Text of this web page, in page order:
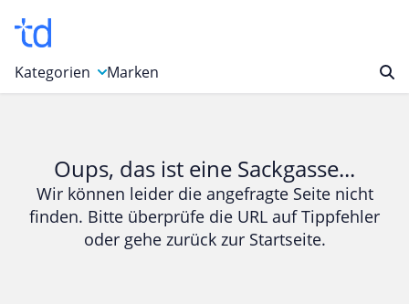
Kategorien
Bücher & Magazine
Computer & Elektronik
Entertainment & Media
Marken
Oups, das ist eine Sackgasse...
Wir können leider die angefragte Seite nicht
finden. Bitte überprüfe die URL auf Tippfehler
oder gehe zurück zur Startseite.